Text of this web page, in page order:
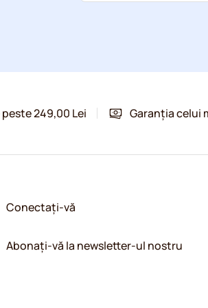
249,00 Lei Garanția celui
Conectați-vă
Abonați-vă la newsletter-ul nostru